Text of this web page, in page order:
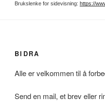
Brukslenke for sidevisning: https://
BIDRA
Alle er velkommen til å
Send en mail, et brev eller